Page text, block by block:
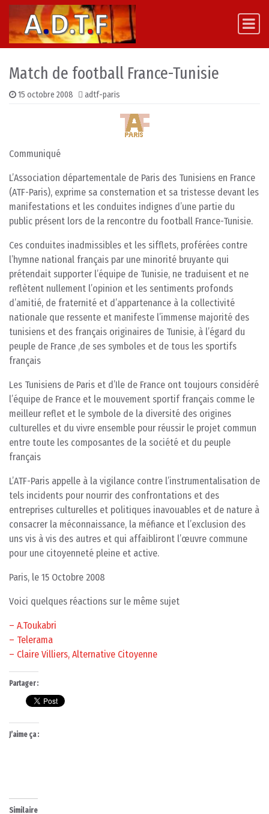
Skip to content
Main Navigation
Match de football France-Tunisie
15 octobre 2008 adtf-paris
Communiqué
L’Association départementale de Paris des Tunisiens en France
(ATF-Paris), exprime sa consternation et sa tristesse devant les
manifestations et les conduites indignes d’une partie du
public présent lors de la rencontre du football France-Tunisie.
Ces conduites inadmissibles et les sifflets, proférées contre
l’hymne national français par une minorité bruyante qui
prétendait supporter l’équipe de Tunisie, ne traduisent et ne
reflètent nullement l’opinion et les sentiments profonds
d’amitié, de fraternité et d’appartenance à la collectivité
nationale que ressente et manifeste l’immense majorité des
tunisiens et des français originaires de Tunisie, à l’égard du
peuple de France ,de ses symboles et de tous les sportifs
français
Les Tunisiens de Paris et d’Ile de France ont toujours considéré
l’équipe de France et le mouvement sportif français comme le
meilleur reflet et le symbole de la diversité des origines
culturelles et du vivre ensemble pour réussir le projet commun
entre toute les composantes de la société et du peuple
français
L’ATF-Paris appelle à la vigilance contre l’instrumentalisation de
tels incidents pour nourrir des confrontations et des
entreprises culturelles et politiques inavouables et de nature à
consacrer la méconnaissance, la méfiance et l’exclusion des
uns vis à vis des autres et qui affaibliront l’œuvre commune
pour une citoyenneté pleine et active.
Paris, le 15 Octobre 2008
Voici quelques réactions sur le même sujet
– A.Toukabri
– Telerama
– Claire Villiers, Alternative Citoyenne
Partager :
J’aime ça :
Similaire